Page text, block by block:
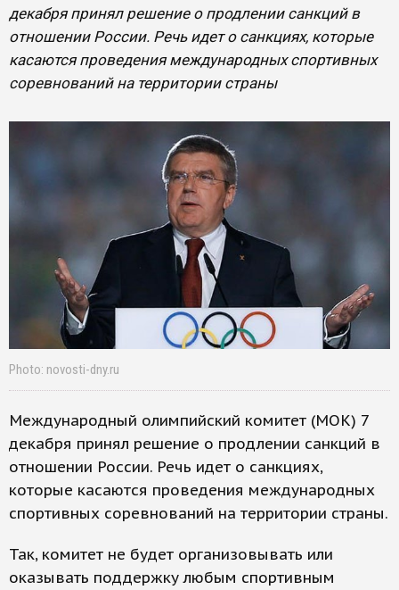
декабря принял решение о продлении санкций в
отношении России. Речь идет о санкциях, которые
касаются проведения международных спортивных
соревнований на территории страны
Photo: novosti-dny.ru
Международный олимпийский комитет (МОК) 7
декабря принял решение о продлении санкций в
отношении России. Речь идет о санкциях,
которые касаются проведения международных
спортивных соревнований на территории страны.
Так, комитет не будет организовывать или
оказывать поддержку любым спортивным